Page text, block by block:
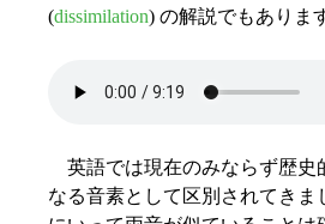
(dissimilation) の解説でもありま
英語では現在のみならず歴史
なる音素として区別されてきま